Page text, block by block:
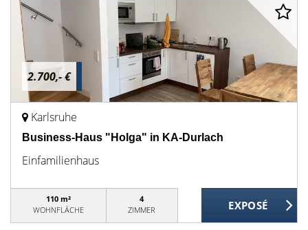
2.700,- €
Karlsruhe
Business-Haus "Holga" in KA-Durlach
Einfamilienhaus
110 m²
WOHNFLÄCHE
4
ZIMMER